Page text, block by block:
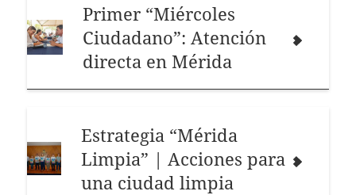
Primer “Miércoles
Ciudadano”: Atención
directa en Mérida
Estrategia “Mérida
Limpia” | Acciones para
una ciudad limpia